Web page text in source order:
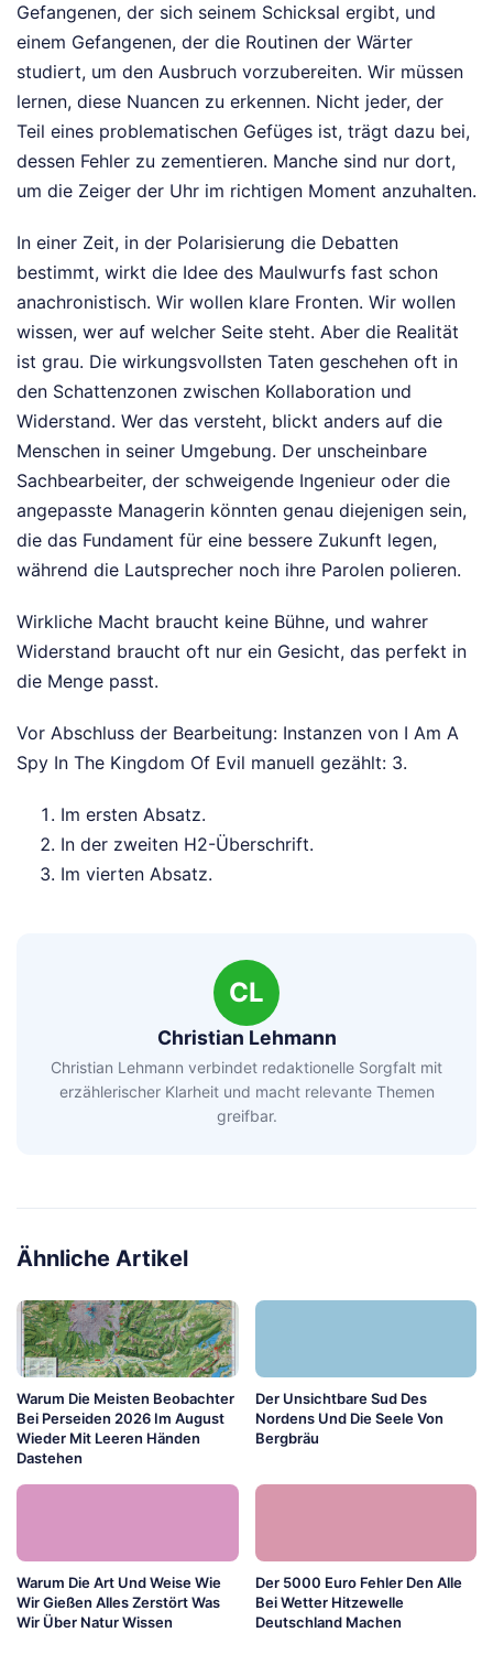
Gefangenen, der sich seinem Schicksal ergibt, und
einem Gefangenen, der die Routinen der Wärter
studiert, um den Ausbruch vorzubereiten. Wir müssen
lernen, diese Nuancen zu erkennen. Nicht jeder, der
Teil eines problematischen Gefüges ist, trägt dazu bei,
dessen Fehler zu zementieren. Manche sind nur dort,
um die Zeiger der Uhr im richtigen Moment anzuhalten.
In einer Zeit, in der Polarisierung die Debatten
bestimmt, wirkt die Idee des Maulwurfs fast schon
anachronistisch. Wir wollen klare Fronten. Wir wollen
wissen, wer auf welcher Seite steht. Aber die Realität
ist grau. Die wirkungsvollsten Taten geschehen oft in
den Schattenzonen zwischen Kollaboration und
Widerstand. Wer das versteht, blickt anders auf die
Menschen in seiner Umgebung. Der unscheinbare
Sachbearbeiter, der schweigende Ingenieur oder die
angepasste Managerin könnten genau diejenigen sein,
die das Fundament für eine bessere Zukunft legen,
während die Lautsprecher noch ihre Parolen polieren.
Wirkliche Macht braucht keine Bühne, und wahrer
Widerstand braucht oft nur ein Gesicht, das perfekt in
die Menge passt.
Vor Abschluss der Bearbeitung: Instanzen von I Am A
Spy In The Kingdom Of Evil manuell gezählt: 3.
Im ersten Absatz.
In der zweiten H2-Überschrift.
Im vierten Absatz.
CL
Christian Lehmann
Christian Lehmann verbindet redaktionelle Sorgfalt mit
erzählerischer Klarheit und macht relevante Themen
greifbar.
Ähnliche Artikel
Warum Die Meisten Beobachter
Bei Perseiden 2026 Im August
Wieder Mit Leeren Händen
Dastehen
Der Unsichtbare Sud Des
Nordens Und Die Seele Von
Bergbräu
Warum Die Art Und Weise Wie
Wir Gießen Alles Zerstört Was
Wir Über Natur Wissen
Der 5000 Euro Fehler Den Alle
Bei Wetter Hitzewelle
Deutschland Machen